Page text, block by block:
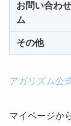
お問い合わ
ム
その他
アガリズム公
マイページか